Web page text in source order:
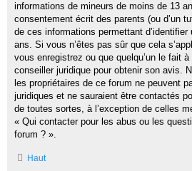
informations de mineurs de moins de 13
consentement écrit des parents (ou d’un
de ces informations permettant
ans. Si vous n’êtes pas sûr que cela
vous enregistrez ou que quelqu’un le fait
conseiller juridique pour obtenir son avis.
les propriétaires de ce forum ne peuvent
juridiques et ne sauraient être contactés
de toutes sortes, à l’exception de celles
« Qui contacter pour les abus ou les
forum ? ».
Haut